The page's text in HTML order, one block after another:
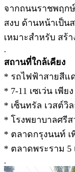
จากถนนราชพฤก
สงบ ด้านหน้าเป็น
เหมาะสำหรับ สร้
.
สถานที่ใกล้เคียง
* รถไฟฟ้าสายสีแด
* 7-11 เซเว่น เพีย
* เซ็นทรัล เวสต์วิ
* โรงพยาบาลศรีส
* ตลาดกรุงนนท์ เ
* ตลาดพระราม 5
.